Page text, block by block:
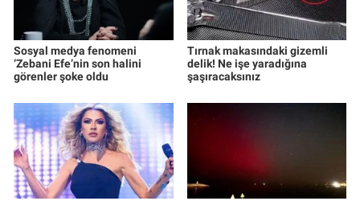
Sosyal medya fenomeni
‘Zebani Efe’nin son halini
görenler şoke oldu
Tırnak makasındaki gizemli
delik! Ne işe yaradığına
şaşıracaksınız